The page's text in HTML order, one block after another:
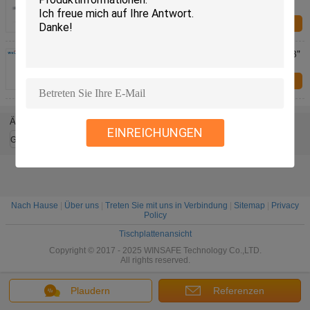
EINREICHUNGEN
Überwachungskamera für Bank ATM-Maschine
Niedriges Lux-versteckte Minikamera Digital mit 1/3"
Plaudern Referenzen
Ändern Sie Sprache
German
Nach Hause Über uns Treten Sie mit uns in Verbindung Sitemap
Privacy
Policy
Tischplattenansicht
Copyright © 2017 - 2025 WINSAFE Technology Co.,LTD.
All rights reserved.